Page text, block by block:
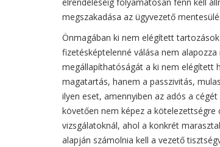
megszakadása az ügyvezető
Önmagában ki nem elégített
fizetésképtelenné válása nem
megállapíthatóságát a ki nem elégített
magatartás, hanem a passzivitás,
ilyen eset, amennyiben az adós a
követően nem képez a
vizsgálatoknál, ahol a konkrét
alapján számolnia kell a vezető